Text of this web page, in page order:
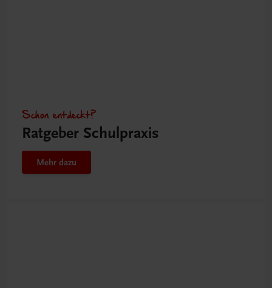
Schon entdeckt?
Ratgeber Schulpraxis
Mehr dazu